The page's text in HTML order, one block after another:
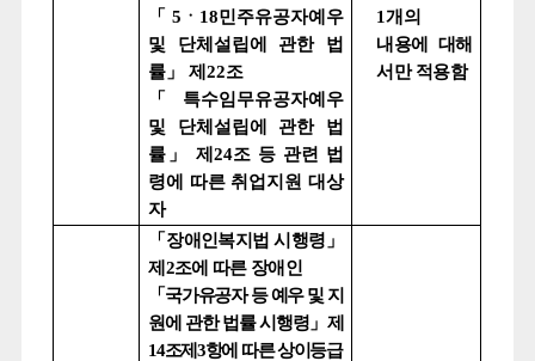
「 5 ㆍ 18민주유공자예우
및 단체설립에 관한 법
률 」제22조
「 특수임무유공자예우
및 단체설립에 관한 법
률 」 제 24조 등 관련 법
령에 따른 취업지원 대상
자
1개의
내용에 대해
서만 적용함
「 장애인복지법 시행령 」
제 2조에 따른 장애인
「 국가유공자 등 예우 및 지
원에 관한 법률 시행령」 제
14조제 3항에 따른 상이 등급